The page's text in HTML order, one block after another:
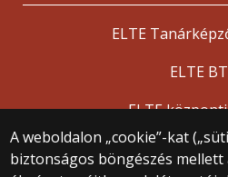
A weboldalon „cookie”-kat
biztonságos böngészés
ELTE
ELTE
ELTE
© 2025 Eötvös Loránd